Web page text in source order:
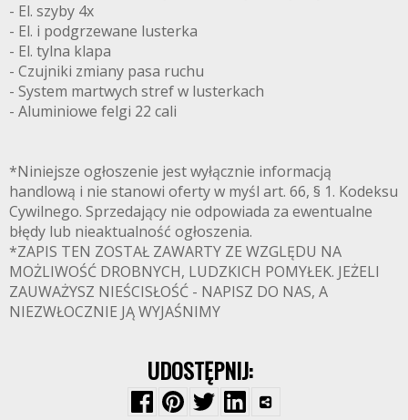
- El. szyby 4x
- El. i podgrzewane lusterka
- El. tylna klapa
- Czujniki zmiany pasa ruchu
- System martwych stref w lusterkach
- Aluminiowe felgi 22 cali
*Niniejsze ogłoszenie jest wyłącznie informacją
handlową i nie stanowi oferty w myśl art. 66, § 1. Kodeksu
Cywilnego. Sprzedający nie odpowiada za ewentualne
błędy lub nieaktualność ogłoszenia.
*ZAPIS TEN ZOSTAŁ ZAWARTY ZE WZGLĘDU NA
MOŻLIWOŚĆ DROBNYCH, LUDZKICH POMYŁEK. JEŻELI
ZAUWAŻYSZ NIEŚCISŁOŚĆ - NAPISZ DO NAS, A
NIEZWŁOCZNIE JĄ WYJAŚNIMY
UDOSTĘPNIJ: